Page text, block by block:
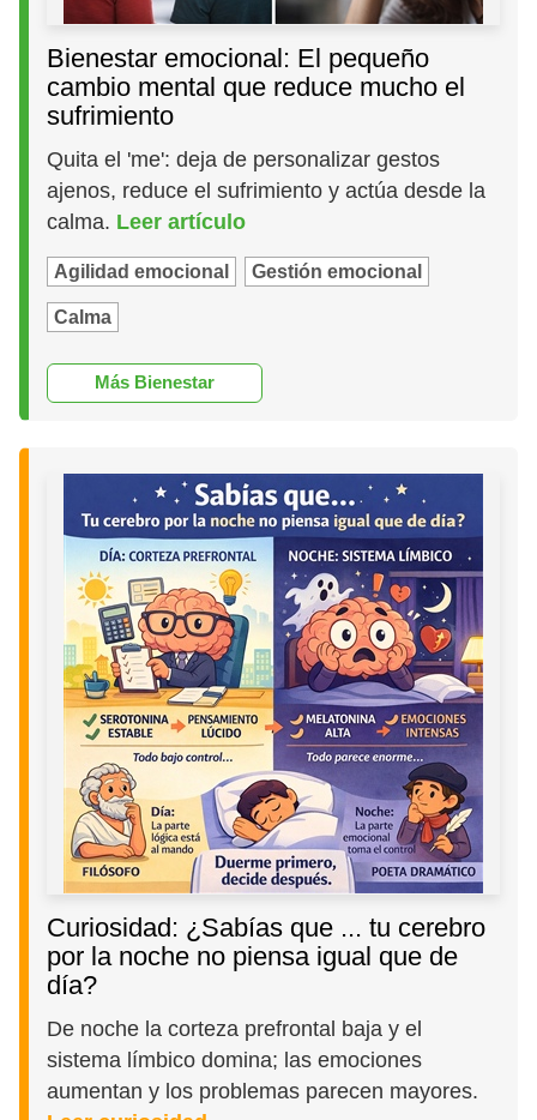
Bienestar emocional: El pequeño
cambio mental que reduce mucho el
sufrimiento
Quita el 'me': deja de personalizar gestos
ajenos, reduce el sufrimiento y actúa desde la
calma. Leer artículo
Agilidad emocional Gestión emocional
Calma
Más Bienestar
Curiosidad: ¿Sabías que ... tu cerebro
por la noche no piensa igual que de
día?
De noche la corteza prefrontal baja y el
sistema límbico domina; las emociones
aumentan y los problemas parecen mayores.